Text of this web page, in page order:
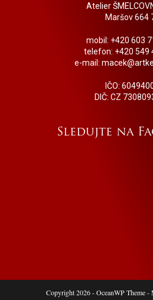
Atelier
Maršov 664
mobil: +420 603
telefon: +420 549
e-mail:
IČO:
DIČ: CZ
Sledujte na
Copyright 2026 - OceanWP Theme -